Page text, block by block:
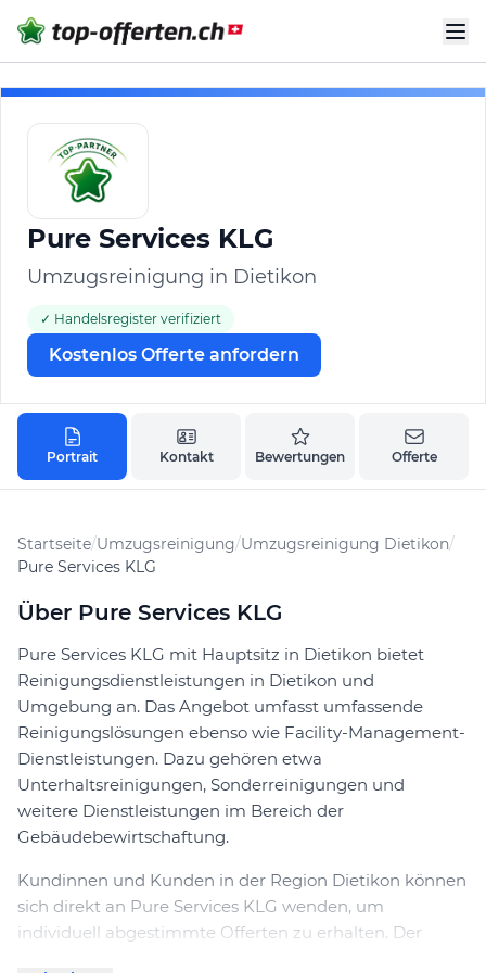
Pure Services KLG
Umzugsreinigung in Dietikon
✓ Handelsregister verifiziert
Kostenlos Offerte anfordern
Portrait Kontakt Bewertungen Offerte
Startseite/Umzugsreinigung/Umzugsreinigung Dietikon/
Pure Services KLG
Über Pure Services KLG
Pure Services KLG mit Hauptsitz in Dietikon bietet
Reinigungsdienstleistungen in Dietikon und
Umgebung an. Das Angebot umfasst umfassende
Reinigungslösungen ebenso wie Facility-Management-
Dienstleistungen. Dazu gehören etwa
Unterhaltsreinigungen, Sonderreinigungen und
weitere Dienstleistungen im Bereich der
Gebäudebewirtschaftung.
Kundinnen und Kunden in der Region Dietikon können
sich direkt an Pure Services KLG wenden, um
individuell abgestimmte Offerten zu erhalten. Der